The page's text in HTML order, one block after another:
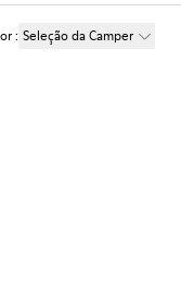
: Seleção da Camper